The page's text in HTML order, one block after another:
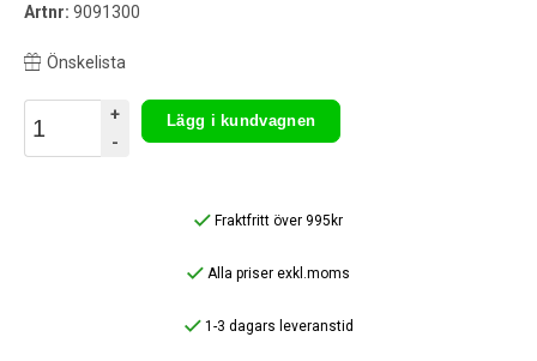
Artnr: 9091300
Önskelista
+
-
Lägg i kundvagnen
Fraktfritt över 995kr
Alla priser exkl.moms
1-3 dagars leveranstid